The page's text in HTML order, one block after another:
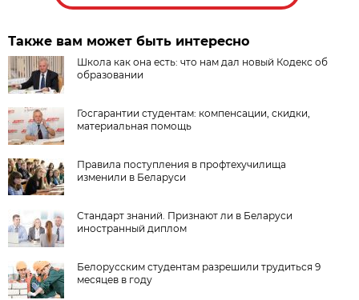
Также вам может быть интересно
Школа как она есть: что нам дал новый Кодекс об
образовании
Госгарантии студентам: компенсации, скидки,
материальная помощь
Правила поступления в профтехучилища
изменили в Беларуси
Стандарт знаний. Признают ли в Беларуси
иностранный диплом
Белорусским студентам разрешили трудиться 9
месяцев в году